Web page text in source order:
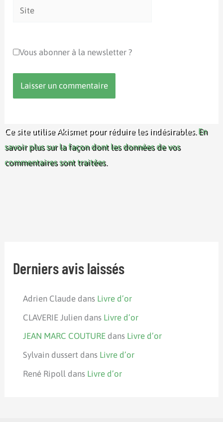
Site
Vous abonner à la newsletter ?
Ce site utilise Akismet pour réduire les indésirables. En
savoir plus sur la façon dont les données de vos
commentaires sont traitées.
Derniers avis laissés
Adrien Claude dans Livre d’or
CLAVERIE Julien dans Livre d’or
JEAN MARC COUTURE dans Livre d’or
Sylvain dussert dans Livre d’or
René Ripoll dans Livre d’or